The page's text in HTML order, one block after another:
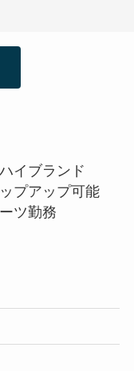
イブランド
プアップ可能
ツ勤務